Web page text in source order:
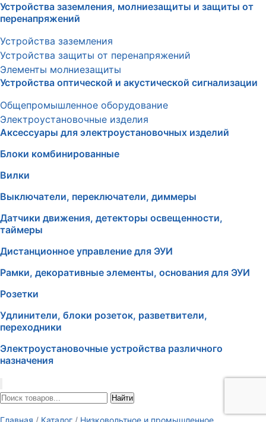
Устройства заземления, молниезащиты и защиты от
перенапряжений
Устройства заземления
Устройства защиты от перенапряжений
Элементы молниезащиты
Устройства оптической и акустической сигнализации
Общепромышленное оборудование
Электроустановочные изделия
Аксессуары для электроустановочных изделий
Блоки комбинированные
Вилки
Выключатели, переключатели, диммеры
Датчики движения, детекторы освещенности,
таймеры
Дистанционное управление для ЭУИ
Рамки, декоративные элементы, основания для ЭУИ
Розетки
Удлинители, блоки розеток, разветвители,
переходники
Электроустановочные устройства различного
назначения
Найти
Главная / Каталог / Низковольтное и промышленное